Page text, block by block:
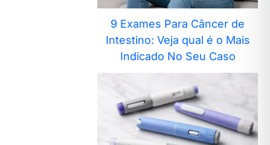
9 Exames Para Câncer de
Intestino: Veja qual é o Mais
Indicado No Seu Caso